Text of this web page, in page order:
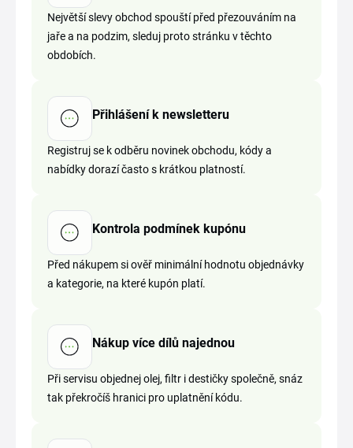
Největší slevy obchod spouští před přezouváním na
jaře a na podzim, sleduj proto stránku v těchto
obdobích.
Přihlášení k newsletteru
Registruj se k odběru novinek obchodu, kódy a
nabídky dorazí často s krátkou platností.
Kontrola podmínek kupónu
Před nákupem si ověř minimální hodnotu objednávky
a kategorie, na které kupón platí.
Nákup více dílů najednou
Při servisu objednej olej, filtr i destičky společně, snáz
tak překročíš hranici pro uplatnění kódu.